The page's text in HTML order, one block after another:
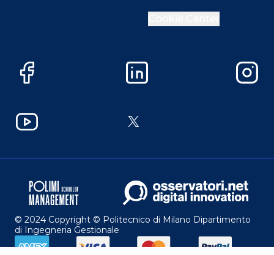
Facebook LinkedIn
YouTube X
© 2024 Copyright © Politecnico di Milano Dipartimento
di Ingegneria Gestionale